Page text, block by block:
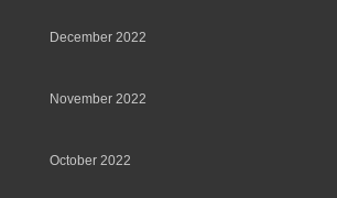
December 2022
November 2022
October 2022